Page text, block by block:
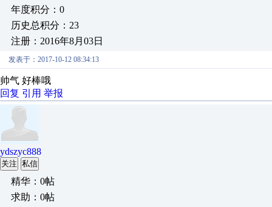
年度积分：0
历史总积分：23
注册：2016年8月03日
发表于：2017-10-12 08:34:13
帅气 好棒哦
回复 引用 举报
ydszyc888
关注 私信
精华：0帖
求助：0帖